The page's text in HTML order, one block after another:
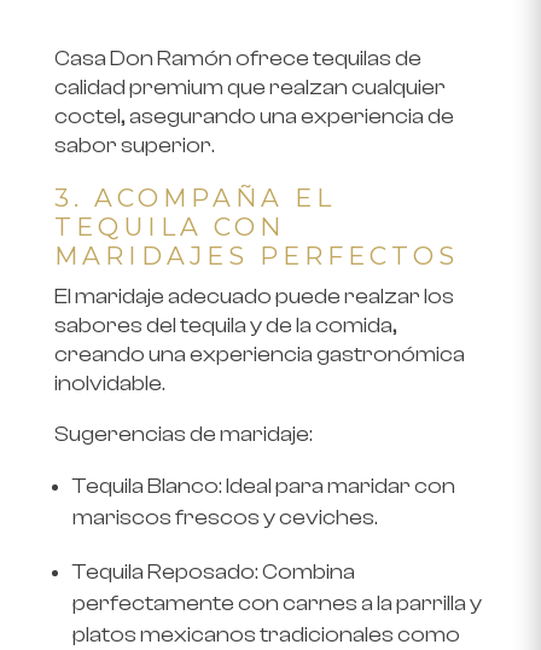
Casa Don Ramónofrece tequilas de
calidad premium que realzan cualquier
coctel, asegurando una experiencia de
sabor superior.
3. ACOMPAÑA EL
TEQUILA CON
MARIDAJES PERFECTOS
El maridaje adecuado puede realzar los
sabores del tequila y de la comida,
creando una experiencia gastronómica
inolvidable.
Sugerencias de maridaje:
Tequila Blanco: Ideal para maridar con
mariscos frescos y ceviches.
Tequila Reposado: Combina
perfectamente con carnes a la parrilla y
platos mexicanos tradicionales como